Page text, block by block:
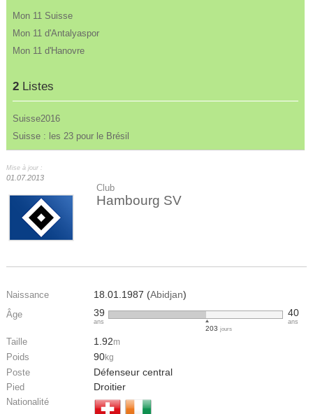
Mon 11 Suisse
Mon 11 d'Antalyaspor
Mon 11 d'Hanovre
2 Listes
Suisse2016
Suisse : les 23 pour le Brésil
Mise à jour :
01.07.2013
Club
Hambourg SV
Naissance 18.01.1987 (Abidjan)
Âge 39
ans
203 jours
40
ans
Taille 1.92m
Poids 90kg
Poste Défenseur central
Pied Droitier
Nationalité